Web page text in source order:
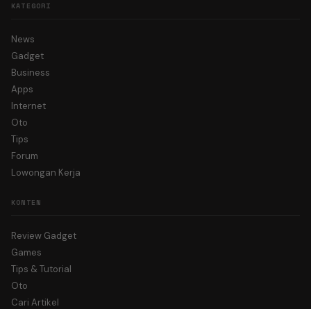
KATEGORI
News
Gadget
Business
Apps
Internet
Oto
Tips
Forum
Lowongan Kerja
KONTEN
Review Gadget
Games
Tips & Tutorial
Oto
Cari Artikel